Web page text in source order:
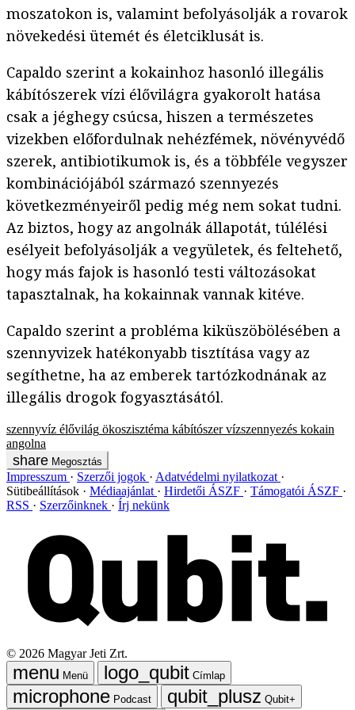
moszatokon is, valamint befolyásolják a rovarok
növekedési ütemét és életciklusát is.
Capaldo szerint a kokainhoz hasonló illegális
kábítószerek vízi élővilágra gyakorolt hatása
csak a jéghegy csúcsa, hiszen a természetes
vizekben előfordulnak nehézfémek, növényvédő
szerek, antibiotikumok is, és a többféle vegyszer
kombinációjából származó szennyezés
következményeiről pedig még nem sokat tudni.
Az biztos, hogy az angolnák állapotát, túlélési
esélyeit befolyásolják a vegyületek, és feltehető,
hogy más fajok is hasonló testi változásokat
tapasztalnak, ha kokainnak vannak kitéve.
Capaldo szerint a probléma kiküszöbölésében a
szennyvizek hatékonyabb tisztítása vagy az
segíthetne, ha az emberek tartózkodnának az
illegális drogok fogyasztásától.
szennyvíz élővilág ökoszisztéma kábítószer vízszennyezés kokain
angolna
Megosztás
Impresszum Szerzői jogok
Adatvédelmi nyilatkozat
Sütibeállítások
Médiaajánlat Hirdetői ÁSZF
Támogatói ÁSZF
RSS
Szerzőinknek Írj nekünk
© 2026 Magyar Jeti Zrt.
Menü
Címlap
Podcast
Qubit+